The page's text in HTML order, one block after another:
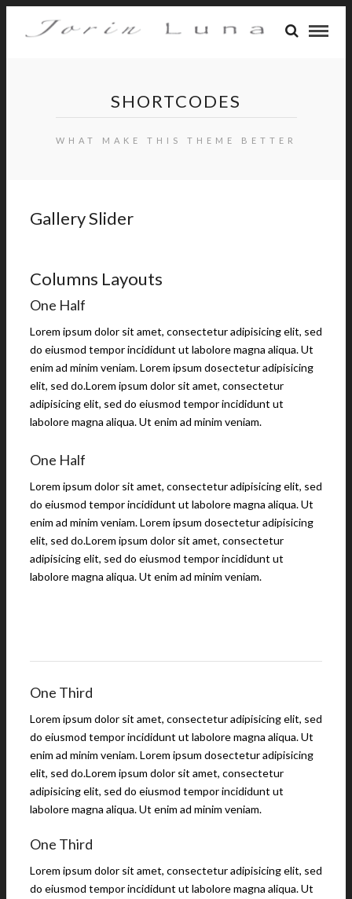
SHORTCODES
WHAT MAKE THIS THEME BETTER
Gallery Slider
Columns Layouts
One Half
Lorem ipsum dolor sit amet, consectetur adipisicing elit, sed
do eiusmod tempor incididunt ut labolore magna aliqua. Ut
enim ad minim veniam. Lorem ipsum dosectetur adipisicing
elit, sed do.Lorem ipsum dolor sit amet, consectetur
adipisicing elit, sed do eiusmod tempor incididunt ut
labolore magna aliqua. Ut enim ad minim veniam.
One Half
Lorem ipsum dolor sit amet, consectetur adipisicing elit, sed
do eiusmod tempor incididunt ut labolore magna aliqua. Ut
enim ad minim veniam. Lorem ipsum dosectetur adipisicing
elit, sed do.Lorem ipsum dolor sit amet, consectetur
adipisicing elit, sed do eiusmod tempor incididunt ut
labolore magna aliqua. Ut enim ad minim veniam.
One Third
Lorem ipsum dolor sit amet, consectetur adipisicing elit, sed
do eiusmod tempor incididunt ut labolore magna aliqua. Ut
enim ad minim veniam. Lorem ipsum dosectetur adipisicing
elit, sed do.Lorem ipsum dolor sit amet, consectetur
adipisicing elit, sed do eiusmod tempor incididunt ut
labolore magna aliqua. Ut enim ad minim veniam.
One Third
Lorem ipsum dolor sit amet, consectetur adipisicing elit, sed
do eiusmod tempor incididunt ut labolore magna aliqua. Ut